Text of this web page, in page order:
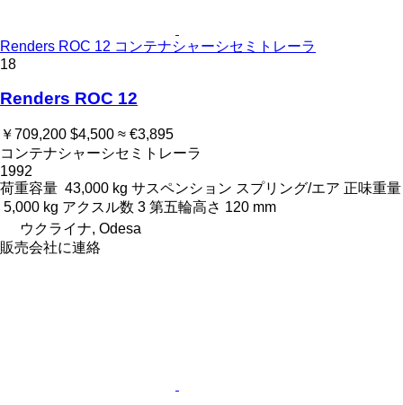
Renders ROC 12 コンテナシャーシセミトレーラ
18
Renders ROC 12
￥709,200 $4,500 ≈ €3,895
コンテナシャーシセミトレーラ
1992
荷重容量 43,000 kg サスペンション スプリング/エア 正味重量
5,000 kg アクスル数 3 第五輪高さ 120 mm
ウクライナ, Odesa
販売会社に連絡